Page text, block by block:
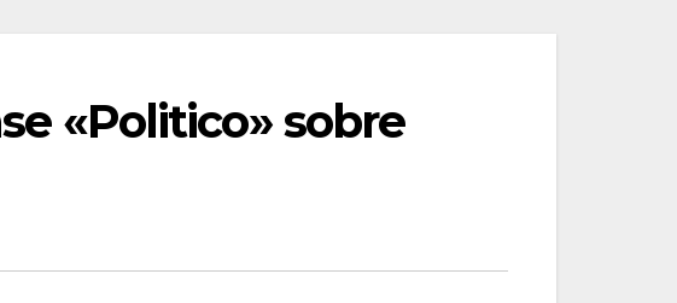
«Politico» sobre